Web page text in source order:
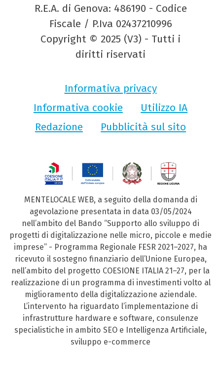
R.E.A. di Genova: 486190 - Codice
Fiscale / P.Iva 02437210996
Copyright © 2025 (V3) - Tutti i
diritti riservati
Informativa privacy
Informativa cookie
Utilizzo IA
Redazione
Pubblicità sul sito
MENTELOCALE WEB, a seguito della domanda di
agevolazione presentata in data 03/05/2024
nell’ambito del Bando “Supporto allo sviluppo di
progetti di digitalizzazione nelle micro, piccole e medie
imprese” - Programma Regionale FESR 2021–2027, ha
ricevuto il sostegno finanziario dell’Unione Europea,
nell’ambito del progetto COESIONE ITALIA 21–27, per la
realizzazione di un programma di investimenti volto al
miglioramento della digitalizzazione aziendale.
L’intervento ha riguardato l’implementazione di
infrastrutture hardware e software, consulenze
specialistiche in ambito SEO e Intelligenza Artificiale,
sviluppo e-commerce